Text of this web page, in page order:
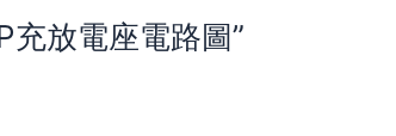
放電座電路圖”